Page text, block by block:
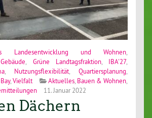
Landesentwicklung und Wohnen
Gebäude Grüne Landtagsfraktion, IBA'27,
Nutzungsflexibilität Quartiersplanung
,Vielfalt Aktuelles, Bauen & Wohnen
11. Januar 2022
Dächern